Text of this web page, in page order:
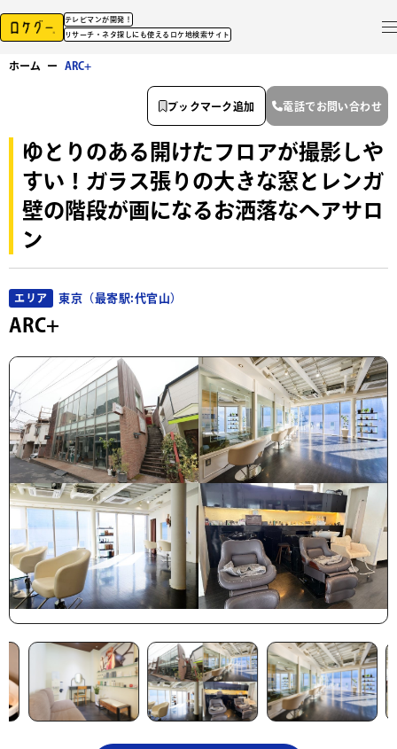
テレビマンが開発！
リサーチ・ネタ探しにも使えるロケ地検索サイト
ホーム ー ARC+
ゆとりのある開けたフロアが撮影しや
すい！ガラス張りの大きな窓とレンガ
壁の階段が画になるお洒落なヘアサロ
ン
エリア 東京（最寄駅:代官山）
ARC+
ブックマーク追加 電話でお問い合わせ